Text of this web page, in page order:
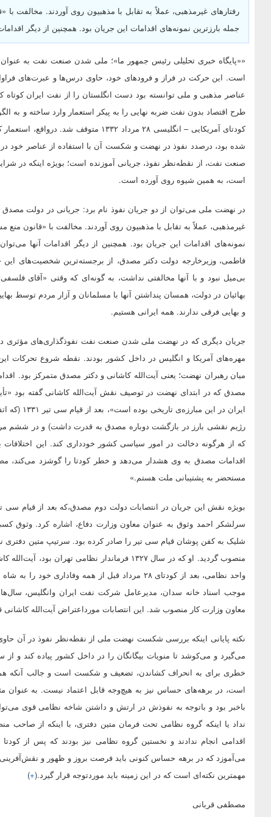
رفتارهای غیرمذهبی، عملاً به تقابل با مذهبیون روی آوردند. مخالفت
جمله بارزترین نمونه‌های اقدامات این جریان بود. همچنین از دیگر
««پایگاه خبری تحلیلی رئیس جمهور ما»؛ ملی شدن صنعت نفت به
است. این حرکت در فراز و فرودهای خود، حاوی درس‌ها و عبرت‌های
عناصر مذهبی و ملی توانسته بود دست انگلستان را از نفت ایران
طرح اقتصاد بدون نفت ضربه نهایی را به پیکر استعمار وارد ساخته و به
کودتای آمریکایی – انگلیسی ۲۸ مرداد
شده بود، درصدد نفوذ در نهضت و شکست آن با استفاده از عناصر
صنعت نفت، از نقطه‌نظر نفوذ، جریانی آموزنده است؛ بویژه اینکه در
است، به همین شیوه روی آورده است.
در نهضت ملی می‌توان از دو جریان نفوذ نام برد: جریانی در دولت
غیرمذهبی، عملاً به تقابل با مذهبیون روی آوردند. مخالفت با «قانون
نمونه‌های اقدامات این جریان بود. همچنین از دیگر اقدامات آنها
فاطمی، وزیرخارجه دولت دکتر مصدق، از برجسته‌ترین شخصیت‌های این
بی‌میل نبود و با آنها مخالفتی نداشت، به گونه‌ای که وقتی «آقای
بهائیان در دولت، همسان پنداشتن آنها با مسلمانان و آزار مردم توسط
و بهایی فرقی ندارند. همه ایرانی هستیم.
جریان دیگری که در نهضت ملی شدن صنعت نفت نفوذگذاری‌های مؤثری
مهره‌های آمریکا و انگلیس در داخل کشور بودند. نقطه شروع تحرکات
میان رهبران نهضت؛ یعنی آیت‌الله کاشانی و دکتر مصدق متمرکز بود.
مصدق که در ابتدای نهضت در توصیف نقش آیت‌الله کاشانی گفته بود
ایران در
که از هرگونه دخالت در امور سیاسی کشور خودداری کند. این
اقدامات مصدق به وی هشدار می‌دهد و خطر کودتا را گوشزد می‌کند،
مستحضر به پشتیبانی ملت هستم.»
بویژه نقش این جریان در انتصابات دولت دوم مصدق،‌که بعد از قیام سی
سرلشکر احمد وثوق به عنوان معاون وزارت دفاع، اشاره کرد. وثوق
شلیک به کفن پوشان قیام سی تیر را صادر کرده بود. سرتیپ متین دفتری
منصوب گردید. او که در سال ۱۳۲۷ فرماندار نظامی
واحد نظامی، بعد از کودتای ۲۸ مرداد قبل از همه
موجب اسناد خانه سدان، مدیرعامل شرکت نفت ایران وانگلیس،
معاون وزارت کار منصوب شد. این انتصابات مورداعتراض آیت‌الله کاشانی
نکته پایانی اینکه بررسی شکست نهضت ملی از نقطه‌نظر نفوذ در آن
می‌گیرد و می‌کوشد تا منویات بیگانگان را در داخل کشور پیاده کند و
خطری برای به انحراف کشاندن، تضعیف و شکست است و جالب آنکه
است، در برهه‌های حساس نیز به هیچ‌وجه قابل اعتماد نیست. به عنوان
باخبر بود و باتوجه به نفوذش در ارتش و داشتن شاخه نظامی قوی
نداد یا اینکه گروه نظامی تحت فرمان متین دفتری، با اینکه از صاحب‌
اقدامی انجام ندادند و نخستین گروه نظامی نیز بودند که پس از کودتا
می‌آموزد که در برهه حساس کنونی باید فرصت بروز و ظهور و
مهمترین نکته‌ای است که در این زمینه باید موردتوجه قرار گیرد.(+
)
مصطفی قربانی